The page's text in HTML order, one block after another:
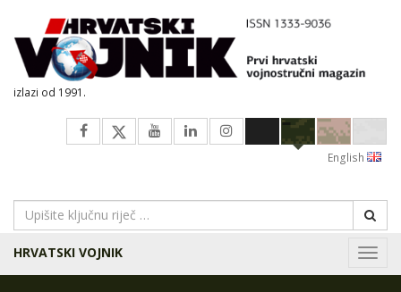
izlazi od 1991.
English
HRVATSKI VOJNIK